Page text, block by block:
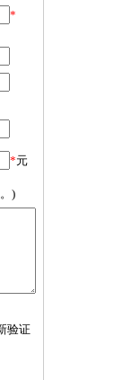
*
*元
)